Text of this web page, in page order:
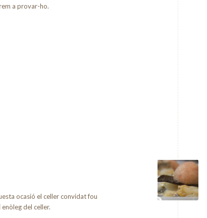
a provar-ho.
ocasió el celler convidat fou
del celler.